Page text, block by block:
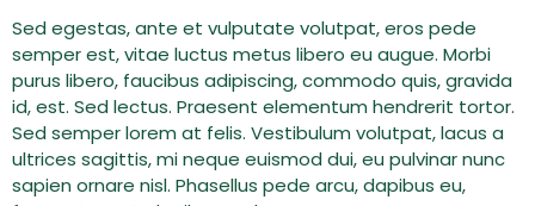
Sed egestas, ante et vulputate volutpat, eros pede
semper est, vitae luctus metus libero eu augue. Morbi
purus libero, faucibus adipiscing, commodo quis, gravida
id, est. Sed lectus. Praesent elementum hendrerit tortor.
Sed semper lorem at felis. Vestibulum volutpat, lacus a
ultrices sagittis, mi neque euismod dui, eu pulvinar nunc
sapien ornare nisl. Phasellus pede arcu, dapibus eu,